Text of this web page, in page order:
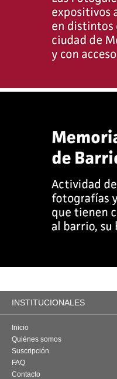
INSTITUCIONALES
Inicio
Quiénes somos
Suscripción
FAQ
Contacto